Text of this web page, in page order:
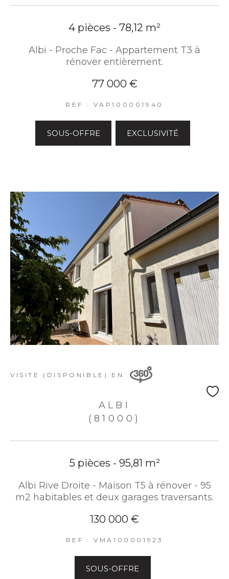
4 pièces - 78,12 m²
Albi - Proche Fac - Appartement T3 à
rénover entièrement.
77 000 €
REF : VAP100001940
SOUS-OFFRE EXCLUSIVITÉ
VISITE (DISPONIBLE) EN
ALBI
(81000)
5 pièces - 95,81 m²
Albi Rive Droite - Maison T5 à rénover - 95
m2 habitables et deux garages traversants.
130 000 €
REF : VMA100001923
SOUS-OFFRE